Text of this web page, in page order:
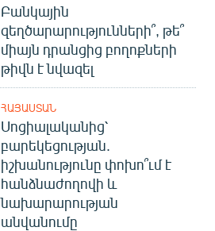
Բանկային
զեղծարարությունների՞, թե՞
միայն դրանցից բողոքների
թիվն է նվազել
ՀԱՅԱՍՏԱՆ
Սոցիալականից՝
բարեկեցության.
իշխանությունը փոխո՞ւմ է
հանձնաժողովի և
նախարարության
անվանումը